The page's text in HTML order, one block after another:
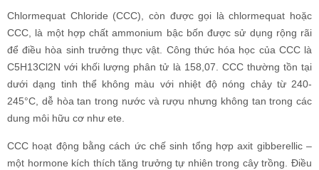
Chlormequat Chloride (CCC), còn được gọi là chlormequat hoặc
CCC, là một hợp chất ammonium bậc bốn được sử dụng rộng rãi
để điều hòa sinh trưởng thực vật. Công thức hóa học của CCC là
C5H13Cl2N với khối lượng phân tử là 158,07. CCC thường tồn tại
dưới dạng tinh thể không màu với nhiệt độ nóng chảy từ 240-
245°C, dễ hòa tan trong nước và rượu nhưng không tan trong các
dung môi hữu cơ như ete.
CCC hoạt động bằng cách ức chế sinh tổng hợp axit gibberellic –
một hormone kích thích tăng trưởng tự nhiên trong cây trồng. Điều